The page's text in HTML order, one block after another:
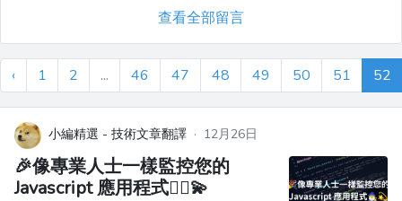
查看全部留言
‹ 1 2 ... 46 47 48 49 50 51 52
小編精選 - 技術文章翻譯 · 12月26日
🎉像專業人士一樣監控您的
Javascript 應用程式🧙‍♂️💫